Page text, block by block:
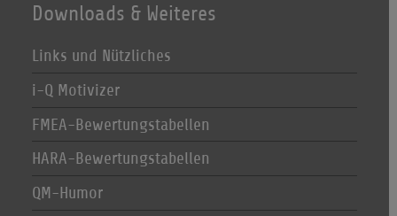
Downloads & Weiteres
Links und Nützliches
i-Q Motivizer
FMEA-Bewertungstabellen
HARA-Bewertungstabellen
QM-Humor